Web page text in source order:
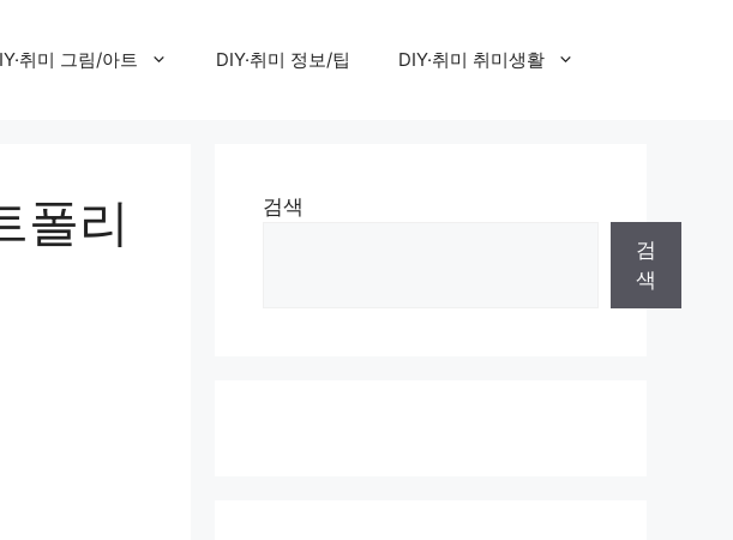
취미 그림/아트 DIY·취미 정보/팁 DIY·취미 취미생활
폴리
검색
검
색